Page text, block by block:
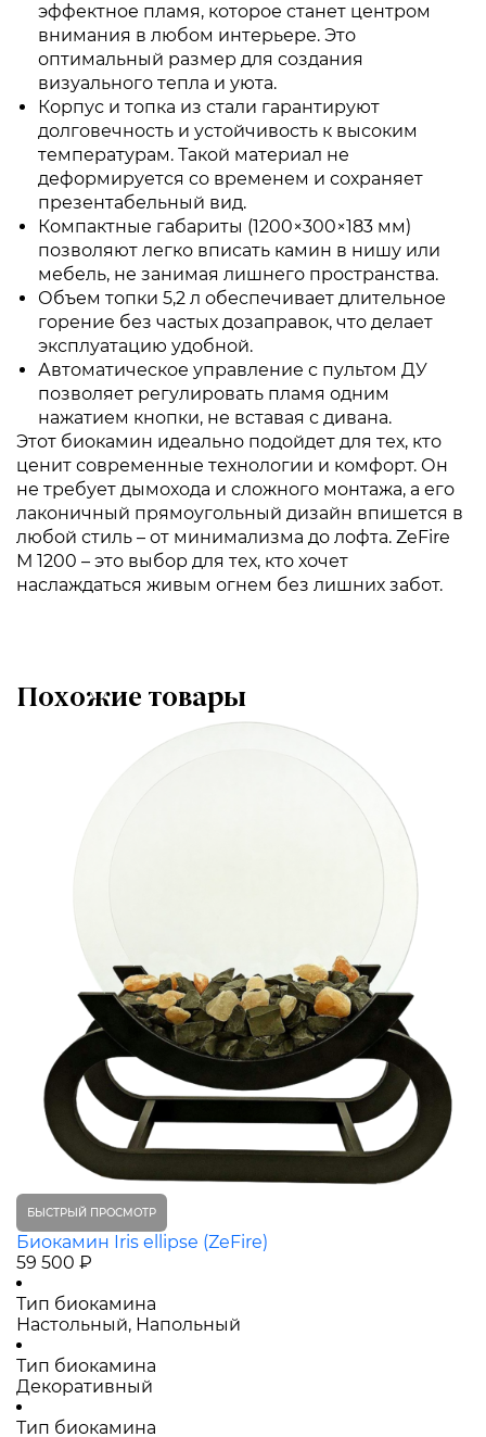
эффектное пламя, которое станет центром
внимания в любом интерьере. Это
оптимальный размер для создания
визуального тепла и уюта.
Корпус и топка из стали гарантируют
долговечность и устойчивость к высоким
температурам. Такой материал не
деформируется со временем и сохраняет
презентабельный вид.
Компактные габариты (1200×300×183 мм)
позволяют легко вписать камин в нишу или
мебель, не занимая лишнего пространства.
Объем топки 5,2 л обеспечивает длительное
горение без частых дозаправок, что делает
эксплуатацию удобной.
Автоматическое управление с пультом ДУ
позволяет регулировать пламя одним
нажатием кнопки, не вставая с дивана.
Этот биокамин идеально подойдет для тех, кто
ценит современные технологии и комфорт. Он
не требует дымохода и сложного монтажа, а его
лаконичный прямоугольный дизайн впишется в
любой стиль – от минимализма до лофта. ZeFire
М 1200 – это выбор для тех, кто хочет
наслаждаться живым огнем без лишних забот.
Похожие товары
БЫСТРЫЙ ПРОСМОТР
Биокамин Iris ellipse (ZeFire)
59 500 ₽
Тип биокамина
Настольный, Напольный
Тип биокамина
Декоративный
Тип биокамина